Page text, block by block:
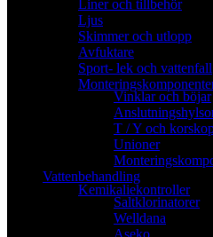
Liner och tillbehör
Ljus
Skimmer och utlopp
Avfuktare
Sport- lek och vattenfall
Vinklar och böjar
T / Y och
Unioner
Vattenbehandling
Kemikaliekontroller
Saltklorinatorer
Welldana
Aseko